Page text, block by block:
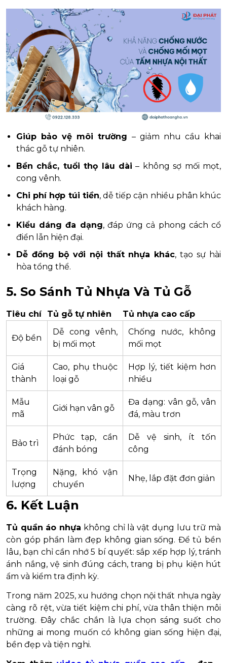
Giúp bảo vệ môi trường – giảm nhu cầu khai
thác gỗ tự nhiên.
Bền chắc, tuổi thọ lâu dài – không sợ mối mọt,
cong vênh.
Chi phí hợp túi tiền, dễ tiếp cận nhiều phân khúc
khách hàng.
Kiểu dáng đa dạng, đáp ứng cả phong cách cổ
điển lẫn hiện đại.
Dễ đồng bộ với nội thất nhựa khác, tạo sự hài
hòa tổng thể.
5. So Sánh Tủ Nhựa Và Tủ Gỗ
Tiêu chí Tủ gỗ tự nhiên Tủ nhựa cao cấp
Độ bền
Dễ cong vênh,
bị mối mọt
Chống nước, không
mối mọt
Giá
thành
Cao, phụ thuộc
loại gỗ
Hợp lý, tiết kiệm hơn
nhiều
Mẫu
mã
Giới hạn vân gỗ
Đa dạng: vân gỗ, vân
đá, màu trơn
Bảo trì
Phức tạp, cần
đánh bóng
Dễ vệ sinh, ít tốn
công
Trọng
lượng
Nặng, khó vận
chuyển
Nhẹ, lắp đặt đơn giản
6. Kết Luận
Tủ quần áo nhựa không chỉ là vật dụng lưu trữ mà
còn góp phần làm đẹp không gian sống. Để tủ bền
lâu, bạn chỉ cần nhớ 5 bí quyết: sắp xếp hợp lý, tránh
ánh nắng, vệ sinh đúng cách, trang bị phụ kiện hút
ẩm và kiểm tra định kỳ.
Trong năm 2025, xu hướng chọn nội thất nhựa ngày
càng rõ rệt, vừa tiết kiệm chi phí, vừa thân thiện môi
trường. Đây chắc chắn là lựa chọn sáng suốt cho
những ai mong muốn có không gian sống hiện đại,
bền đẹp và tiện nghi.